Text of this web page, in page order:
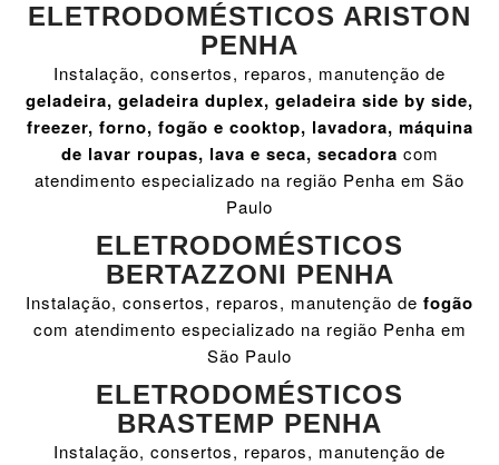
ELETRODOMÉSTICOS ARISTON
PENHA
Instalação, consertos, reparos, manutenção de
geladeira, geladeira duplex, geladeira side by side,
freezer, forno, fogão e cooktop, lavadora, máquina
de lavar roupas, lava e seca, secadora com
atendimento especializado na região Penha em São
Paulo
ELETRODOMÉSTICOS
BERTAZZONI PENHA
Instalação, consertos, reparos, manutenção de fogão
com atendimento especializado na região Penha em
São Paulo
ELETRODOMÉSTICOS
BRASTEMP PENHA
Instalação, consertos, reparos, manutenção de